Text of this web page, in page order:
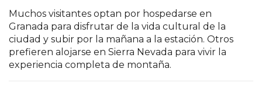
Muchos visitantes optan por hospedarse en
Granada para disfrutar de la vida cultural de la
ciudad y subir por la mañana a la estación. Otros
prefieren alojarse en Sierra Nevada para vivir la
experiencia completa de montaña.